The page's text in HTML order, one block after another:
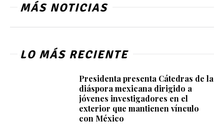
MÁS NOTICIAS
LO MÁS RECIENTE
Presidenta presenta Cátedras de la
diáspora mexicana dirigido a
jóvenes investigadores en el
exterior que mantienen vínculo
con México